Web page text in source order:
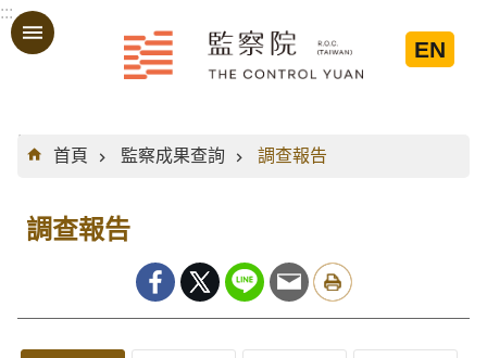
跳到主要內容區塊
:::
EN
:::
首頁
監察成果查詢 調查報告
調查報告